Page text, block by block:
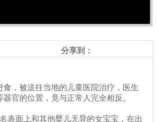
分享到：
，被送往当地的儿童医院治疗，医生
官的位置，竟与正常人完全相反。
面上和其他婴儿无异的女宝宝，在出